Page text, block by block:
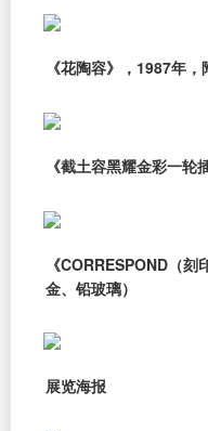
《花陶容》，1987年，
《截土容黑耀金彩一
《CORRESPOND（
金、铅玻璃）
展览海报